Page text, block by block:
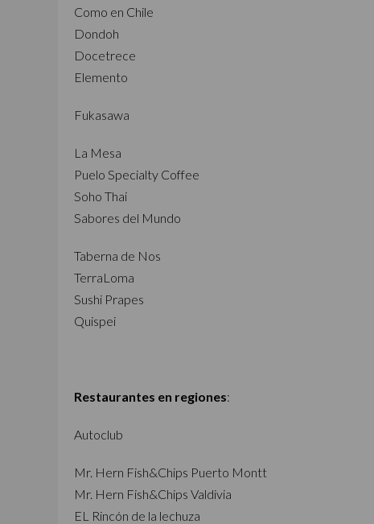
Como en Chile
Dondoh
Docetrece
Elemento
Fukasawa
La Mesa
Puelo Specialty Coffee
Soho Thai
Sabores del Mundo
Taberna de Nos
TerraLoma
Sushi Prapes
Quispei
Restaurantes en regiones:
Autoclub
Mr. Hern Fish&Chips Puerto Montt
Mr. Hern Fish&Chips Valdivia
EL Rincón de la lechuza